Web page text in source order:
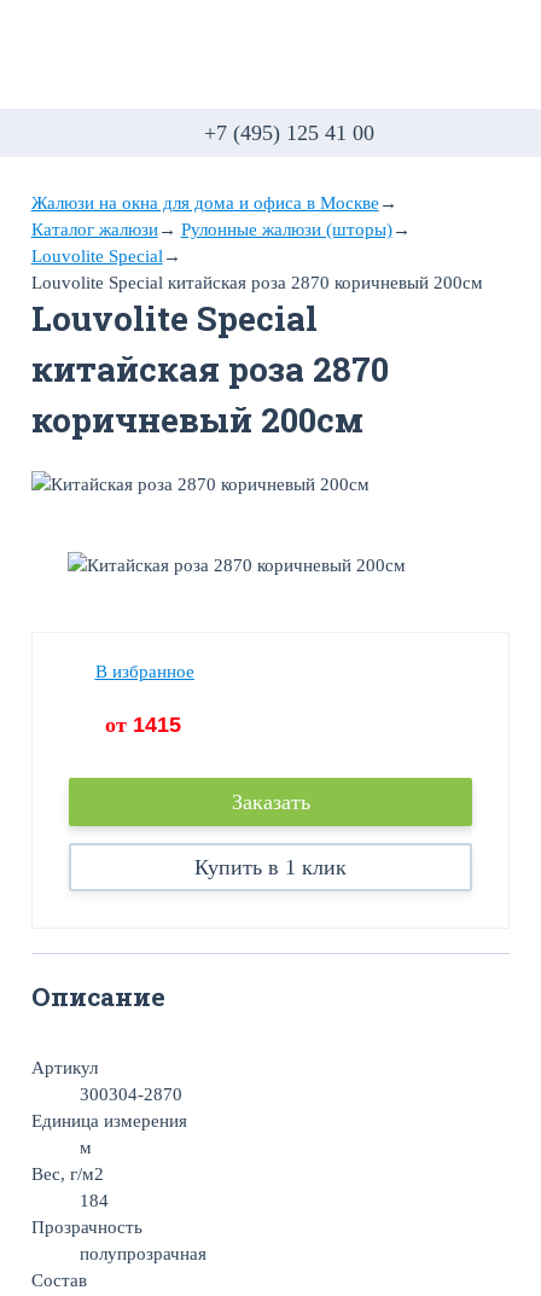
+7 (495) 125 41 00
Жалюзи на окна для дома и офиса в Москве →
Каталог жалюзи→ Рулонные жалюзи (шторы)→
Louvolite Special →
Louvolite Special китайская роза 2870 коричневый 200см
Louvolite Special
китайская роза 2870
коричневый 200см
В избранное
от 1415
Заказать
Купить в 1 клик
Описание
Артикул
300304-2870
Единица измерения
м
Вес, г/м2
184
Прозрачность
полупрозрачная
Состав